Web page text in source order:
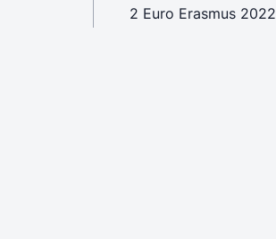
2 Euro Erasmus 2022